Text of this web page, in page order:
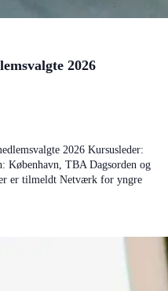
2026
2026 Kursusleder:
København, TBA Dagsorden og
er tilmeldt Netværk for yngre